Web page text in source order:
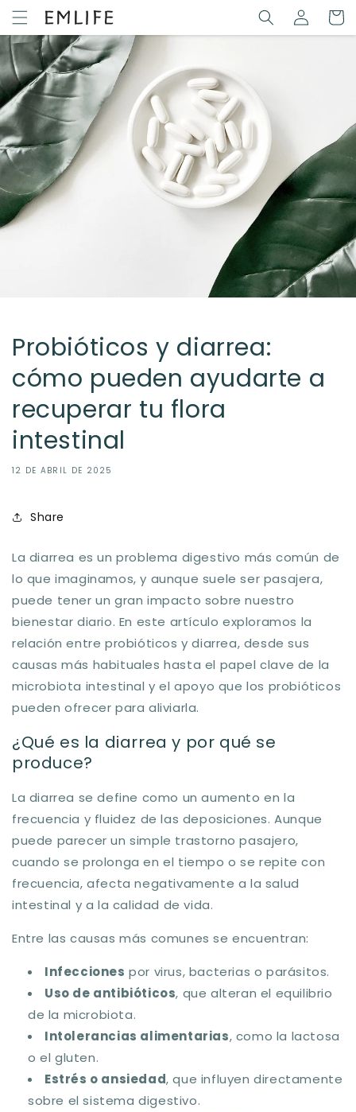
directamente
al contenido
Iniciar
sesión
Carrito
Probióticos y diarrea:
cómo pueden ayudarte a
recuperar tu flora
intestinal
12 DE ABRIL DE 2025
Share
La diarrea es un problema digestivo más común de
lo que imaginamos, y aunque suele ser pasajera,
puede tener un gran impacto sobre nuestro
bienestar diario. En este artículo exploramos la
relación entre probióticos y diarrea, desde sus
causas más habituales hasta el papel clave de la
microbiota intestinal y el apoyo que los probióticos
pueden ofrecer para aliviarla.
¿Qué es la diarrea y por qué se
produce?
La diarrea se define como un aumento en la
frecuencia y fluidez de las deposiciones. Aunque
puede parecer un simple trastorno pasajero,
cuando se prolonga en el tiempo o se repite con
frecuencia, afecta negativamente a la salud
intestinal y a la calidad de vida.
Entre las causas más comunes se encuentran:
Infecciones por virus, bacterias o parásitos.
Uso de antibióticos, que alteran el equilibrio
de la microbiota.
Intolerancias alimentarias, como la lactosa
o el gluten.
Estrés o ansiedad, que influyen directamente
sobre el sistema digestivo.